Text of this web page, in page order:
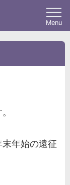
Menu
年始の遠征